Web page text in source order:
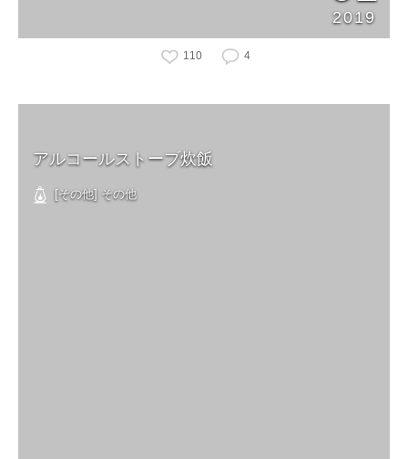
2019
110 4
アルコールストーブ炊飯
[その他] その他